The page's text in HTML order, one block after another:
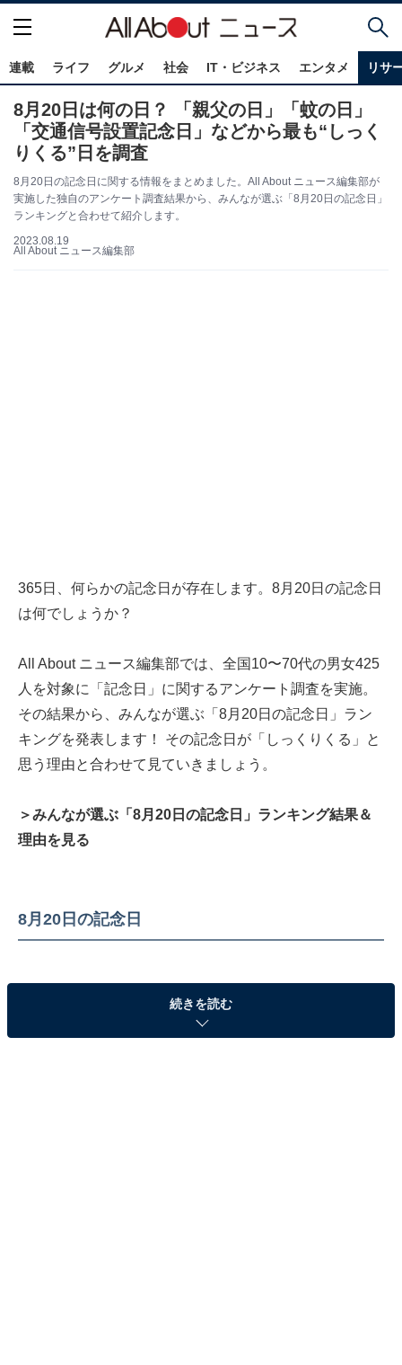
連載 ライフ グルメ 社会 IT・ビジネス エンタメ リサ
8月20日は何の日？ 「親父の日」「蚊の日」
「交通信号設置記念日」などから最も“しっく
りくる”日を調査
8月20日の記念日に関する情報をまとめました。All About ニュース編集部が
実施した独自のアンケート調査結果から、みんなが選ぶ「8月20日の記念日」
ランキングと合わせて紹介します。
2023.08.19
All About ニュース編集部
365日、何らかの記念日が存在します。8月20日の記念日
は何でしょうか？
All About ニュース編集部では、全国10〜70代の男女425
人を対象に「記念日」に関するアンケート調査を実施。
その結果から、みんなが選ぶ「8月20日の記念日」ラン
キングを発表します！ その記念日が「しっくりくる」と
思う理由と合わせて見ていきましょう。
＞みんなが選ぶ「8月20日の記念日」ランキング結果＆
理由を見る
8月20日の記念日
続きを読む